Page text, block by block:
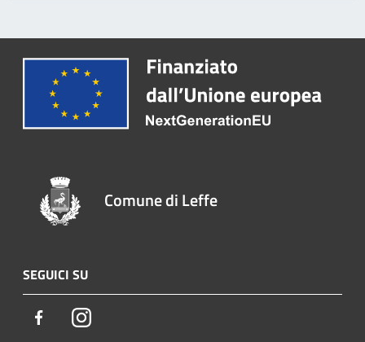
Comune di Leffe
SEGUICI SU
FacebookInstagram